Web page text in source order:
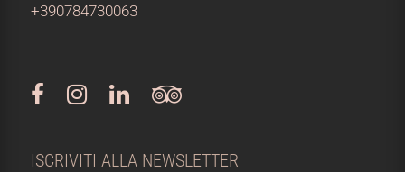
+390784730063
ISCRIVITI ALLA NEWSLETTER